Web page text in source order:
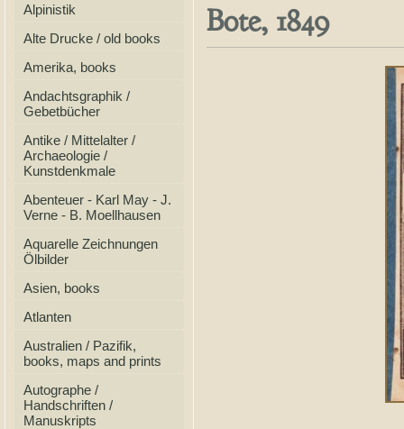
Alpinistik
Alte Drucke / old books
Amerika, books
Andachtsgraphik /
Gebetbücher
Antike / Mittelalter /
Archaeologie /
Kunstdenkmale
Abenteuer - Karl May - J.
Verne - B. Moellhausen
Aquarelle Zeichnungen
Ölbilder
Asien, books
Atlanten
Australien / Pazifik,
books, maps and prints
Autographe /
Handschriften /
Manuskripts
Bote, 1849